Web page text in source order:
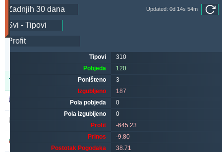
Updated: 0d 14s 54m
Tipovi
Pobjeda
Poništeno
Izgubljeno
Pola pobjeda
Pola izgubljeno
310
120
3
187
0
0
Profit
Prinos
Postotak Pogodaka
-645.23
-9.80
38.71
Utakmice
(Zadnjih
30
dana)
Updated:
0d
Tipster Poništeno
35
kichwa2xr 338
40 397